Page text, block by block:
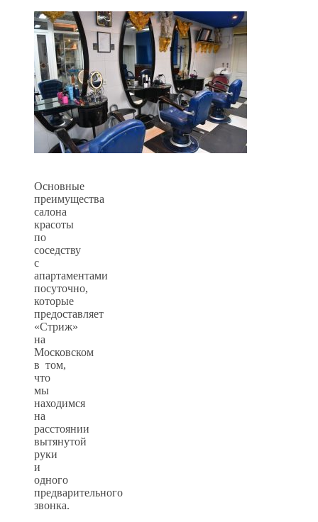
Основные
преимущества
салона
красоты
по
соседству
с
апартаментами
посуточно,
которые
предоставляет
«Стриж»
на
Московском
в том,
что
мы
находимся
на
расстоянии
вытянутой
руки
и
одного
предварительного
звонка.